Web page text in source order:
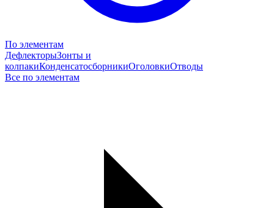
По элементам
ДефлекторыЗонты и
колпакиКонденсатосборникиОголовкиОтводы
Все по элементам